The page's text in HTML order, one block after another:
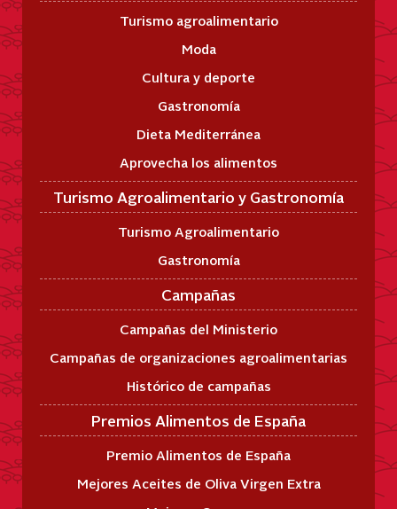
Turismo agroalimentario
Moda
Cultura y deporte
Gastronomía
Dieta Mediterránea
Aprovecha los alimentos
Turismo Agroalimentario y Gastronomía
Turismo Agroalimentario
Gastronomía
Campañas
Campañas del Ministerio
Campañas de organizaciones agroalimentarias
Histórico de campañas
Premios Alimentos de España
Premio Alimentos de España
Mejores Aceites de Oliva Virgen Extra